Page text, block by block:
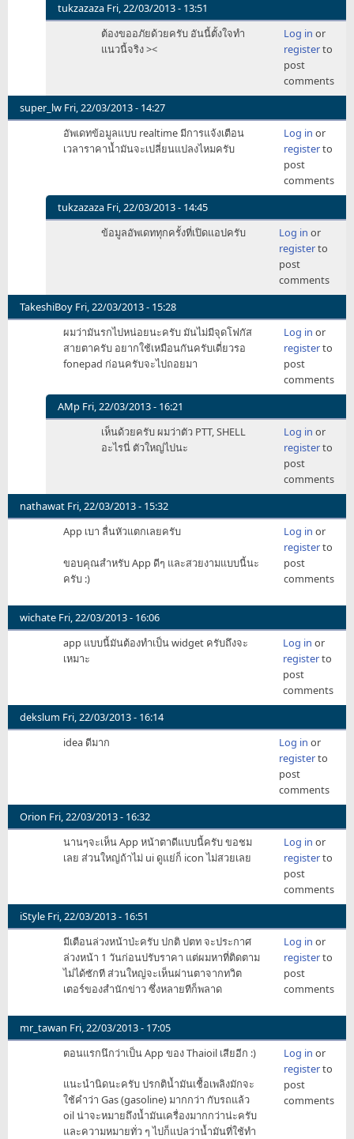
tukzazaza Fri, 22/03/2013 - 13:51
In
ทำ
ใน
รูป
แบบ
บร
by
ต้องขออภัยด้วยครับ อันนี้ตั้งใจทำ
แนวนี้จริง ><
Log in or
registerto
post
comments
super_lw Fri, 22/03/2013 - 14:27
อัพเดทข้อมูลแบบ realtime มีการแจ้งเตือน
เวลาราคาน้ำมันจะเปลี่ยนแปลงไหมครับ
Log in or
registerto
post
comments
tukzazaza Fri, 22/03/2013 - 14:45
In
แบบ
realtime
by
super_lw
ข้อมูลอัพเดททุกครั้งที่เปิดแอปครับ Log in or
registerto
post
comments
TakeshiBoy Fri, 22/03/2013 - 15:28
ผมว่ามันรกไปหน่อยนะครับ มันไม่มีจุดโฟกัส
สายตาครับ อยากใช้เหมือนกันครับเดี่ยวรอ
fonepad ก่อนครับจะไปถอยมา
Log in or
registerto
post
comments
AMp Fri, 22/03/2013 - 16:21
In
มัน
รก
ไป
นะ
ครับ
TakeshiBoy
เห็นด้วยครับ ผมว่าตัว PTT, SHELL
อะไรนี่ ตัวใหญ่ไปนะ
Log in or
registerto
post
comments
nathawat Fri, 22/03/2013 - 15:32
App เบา ลื่นหัวแตกเลยครับ
ขอบคุณสำหรับ App ดีๆ และสวยงามแบบนี้นะ
ครับ :)
Log in or
registerto
post
comments
wichate Fri, 22/03/2013 - 16:06
app แบบนี้มันต้องทำเป็น widget ครับถึงจะ
เหมาะ
Log in or
registerto
post
comments
dekslum Fri, 22/03/2013 - 16:14
idea ดีมาก
Log in or
registerto
post
comments
Orion Fri, 22/03/2013 - 16:32
นานๆจะเห็น App หน้าตาดีแบบนี้ครับ ขอชม
เลย ส่วนใหญ่ถ้าไม่ ui ดูแย่ก็ icon ไม่สวยเลย
Log in or
registerto
post
comments
iStyle Fri, 22/03/2013 - 16:51
มีเตือนล่วงหน้าป่ะครับ ปกติ ปตท จะประกาศ
ล่วงหน้า 1 วันก่อนปรับราคา แต่ผมหาที่ติดตาม
ไม่ได้ซักที ส่วนใหญ่จะเห็นผ่านตาจากทวิต
เตอร์ของสำนักข่าว ซึ่งหลายทีก็พลาด
Log in or
registerto
post
comments
mr_tawan Fri, 22/03/2013 - 17:05
ตอนแรกนึกว่าเป็น App ของ Thaioil เสียอีก :)
แนะนำนิดนะครับ ปรกติน้ำมันเชื้อเพลิงมักจะ
ใช้คำว่า Gas (gasoline) มากกว่า กับรถแล้ว
oil น่าจะหมายถึงน้ำมันเครื่องมากกว่าน่ะครับ
และความหมายทั่ว ๆ ไปก็แปลว่าน้ำมันที่ใช้ทำ
Log in or
registerto
post
comments